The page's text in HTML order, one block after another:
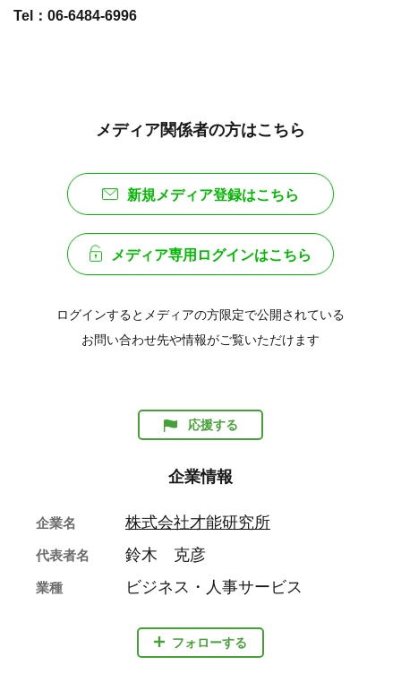
Tel：06-6484-6996
メディア関係者の方はこちら
新規メディア登録はこちら
メディア専用ログインはこちら
ログインするとメディアの方限定で公開されている
お問い合わせ先や情報がご覧いただけます
応援する
企業情報
フォローする
企業名 株式会社才能研究所
代表者名 鈴木 克彦
業種 ビジネス・人事サービス